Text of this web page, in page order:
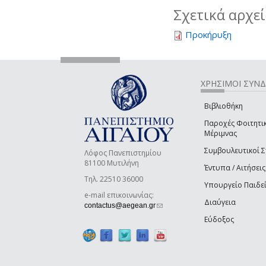
Σχετικά
Προκήρυξη
Λόφος Πανεπιστημίου
81100 Μυτιλήνη
Τηλ. 22510 36000
e-mail επικοινωνίας:
contactus@aegean.gr(link sends e-mail)
ΧΡΗΣΙΜΟΙ
Βιβλιοθήκη
Παροχές
Μέριμνας
Συμβουλευτικοί
Έντυπα / Αιτήσεις
Υπουργείο
Διαύγεια
Εύδοξος